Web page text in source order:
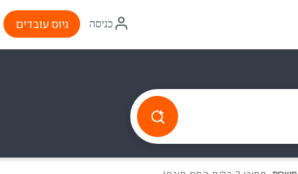
איקון
התחברות
כניסה גיוס עובדים